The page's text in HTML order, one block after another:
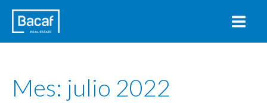
Mes: julio 2022